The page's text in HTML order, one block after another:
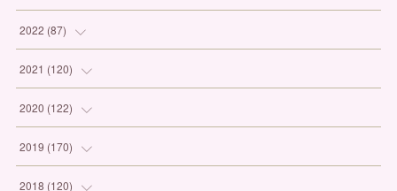
(5
(3
(4)
(1
(2)
(2)
(6
(1)
(3)
(3)
2022 (87)
(12
(9)
(12
(8)
2021 (120)
(10
(11
(9)
2020 (122)
(9)
(13
2019 (170)
(19
2018 (120)